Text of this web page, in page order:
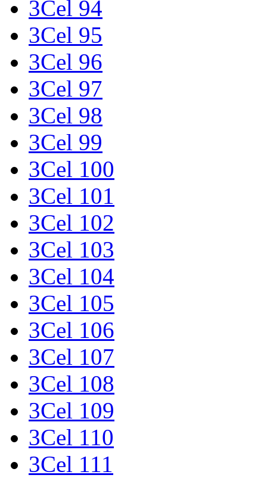
3Cel 94
3Cel 95
3Cel 96
3Cel 97
3Cel 98
3Cel 99
3Cel 100
3Cel 101
3Cel 102
3Cel 103
3Cel 104
3Cel 105
3Cel 106
3Cel 107
3Cel 108
3Cel 109
3Cel 110
3Cel 111